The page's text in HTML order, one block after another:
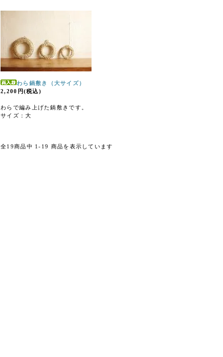
わら鍋敷き（大サイズ）
2,200円(税込)
わらで編み上げた鍋敷きです。
サイズ：大
全19商品中 1-19 商品を表示しています